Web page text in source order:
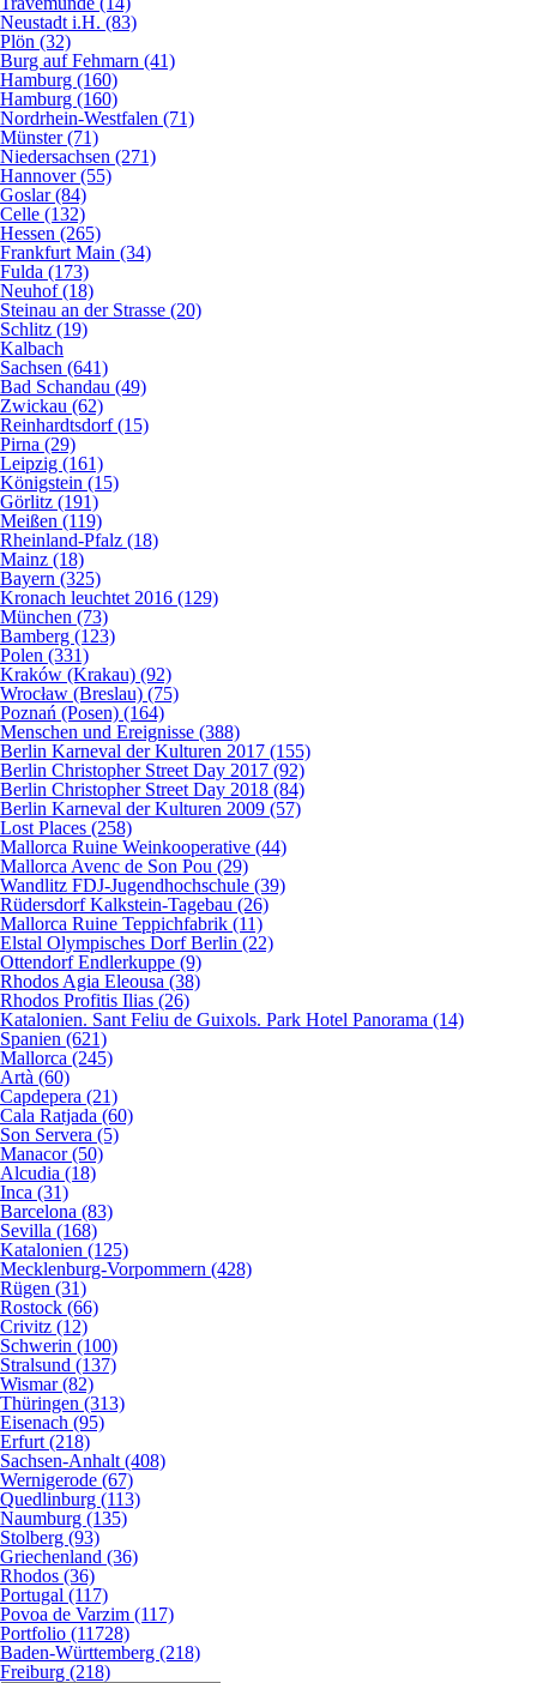
Neustadt i.H. (83)
Plön (32)
Burg auf Fehmarn (41)
Hamburg (160)
Hamburg (160)
Nordrhein-Westfalen (71)
Münster (71)
Niedersachsen (271)
Hannover (55)
Goslar (84)
Celle (132)
Hessen (265)
Frankfurt Main (34)
Fulda (173)
Neuhof (18)
Steinau an der Strasse (20)
Schlitz (19)
Kalbach
Sachsen (641)
Bad Schandau (49)
Zwickau (62)
Reinhardtsdorf (15)
Pirna (29)
Leipzig (161)
Königstein (15)
Görlitz (191)
Meißen (119)
Rheinland-Pfalz (18)
Mainz (18)
Bayern (325)
Kronach leuchtet 2016 (129)
München (73)
Bamberg (123)
Polen (331)
Kraków (Krakau) (92)
Wrocław (Breslau) (75)
Poznań (Posen) (164)
Menschen und Ereignisse (388)
Berlin Karneval der Kulturen 2017 (155)
Berlin Christopher Street Day 2017 (92)
Berlin Christopher Street Day 2018 (84)
Berlin Karneval der Kulturen 2009 (57)
Lost Places (258)
Mallorca Ruine Weinkooperative (44)
Mallorca Avenc de Son Pou (29)
Wandlitz FDJ-Jugendhochschule (39)
Rüdersdorf Kalkstein-Tagebau (26)
Mallorca Ruine Teppichfabrik (11)
Elstal Olympisches Dorf Berlin (22)
Ottendorf Endlerkuppe (9)
Rhodos Agia Eleousa (38)
Rhodos Profitis Ilias (26)
Katalonien. Sant Feliu de Guixols. Park Hotel Panorama (14)
Spanien (621)
Mallorca (245)
Artà (60)
Capdepera (21)
Cala Ratjada (60)
Son Servera (5)
Manacor (50)
Alcudia (18)
Inca (31)
Barcelona (83)
Sevilla (168)
Katalonien (125)
Mecklenburg-Vorpommern (428)
Rügen (31)
Rostock (66)
Crivitz (12)
Schwerin (100)
Stralsund (137)
Wismar (82)
Thüringen (313)
Eisenach (95)
Erfurt (218)
Sachsen-Anhalt (408)
Wernigerode (67)
Quedlinburg (113)
Naumburg (135)
Stolberg (93)
Griechenland (36)
Rhodos (36)
Portugal (117)
Povoa de Varzim (117)
Portfolio (11728)
Baden-Württemberg (218)
Freiburg (218)